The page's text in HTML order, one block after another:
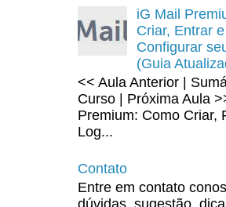
iG Mail
Criar, Entrar e
Configurar
(Guia
<< Aula Anterior |
Curso | Próxima Aula
Premium: Como Criar,
Log...
Contato
Entre em contato